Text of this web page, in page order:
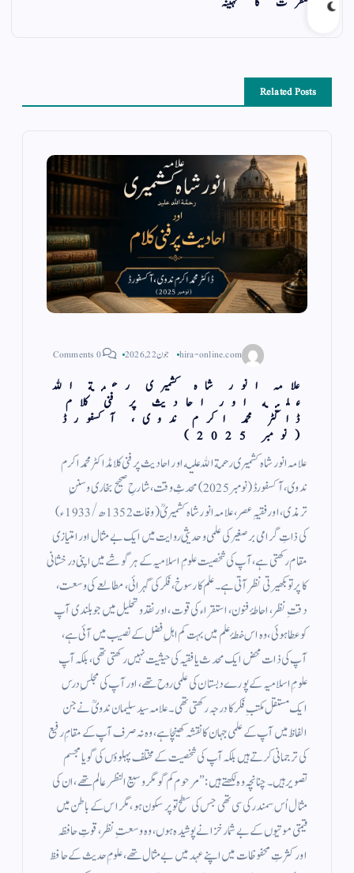
Related Posts
hira-online.com جون 22, 2026 0 Comments
علامہ انور شاہ کشمیری رحمة الله
عليه اور احادیث پر فنی کلام
ڈاکٹر محمد اکرم ندوی، آكسفورڈ
(نومبر 2025)
علامہ انور شاہ کشمیری رحمة الله عليه اور احادیث پر فنی کلامڈاکٹر محمد اکرم
ندوی، آكسفورڈ (نومبر 2025) محدثِ وقت، شارحِ صحیح بخاری وسننِ
ترمذی، اور فقیہِ عصر، علامہ انور شاہ کشمیریؒ (وفات 1352ھ/1933ء)
کی ذاتِ گرامی برصغیر کی علمی و حدیثی روایت میں ایک بے مثال اور امتیازی
مقام رکھتی ہے، آپ کی شخصیت علومِ اسلامیہ کے ہر گوشے میں اپنی درخشانی
کا پرتو بکھیرتی نظر آتی ہے۔ علم کا رسوخ، فکر کی گہرائی، مطالعے کی وسعت،
دقتِ نظر، احاطۂ فنون، استقراء کی قوت، اور نقد و تحلیل میں جو بلندی آپ
کو عطا ہوئی، وہ اس خطۂ علم میں بہت کم اہلِ فضل کے نصیب میں آئی ہے،
آپ کی ذات محض ایک محدث یا فقیہ کی حیثیت نہیں رکھتی تھی، بلکہ آپ
علومِ اسلامیہ کے پورے دبستان کی علمی روح تھے، اور آپ کی مجلسِ درس
ایک مستقل مکتبِ فکر کا درجہ رکھتی تھی۔ علامہ سید سلیمان ندویؒ نے جن
الفاظ میں آپ کے علمی جہان کا نقشہ کھینچا ہے، وہ نہ صرف آپ کے مقامِ رفیع
کی ترجمانی کرتے ہیں بلکہ آپ کی شخصیت کے مختلف پہلوؤں کی گویا مجسم
تصویر ہیں۔ چنانچہ وہ لکھتے ہیں:”مرحوم کم گو مگر وسیع النظر عالم تھے، ان کی
مثال اُس سمندر کی سی تھی جس کی سطح تو پرسکون ہو، مگر اس کے باطن میں
قیمتی موتیوں کے بے شمار خزانے پوشیدہ ہوں، وہ وسعتِ نظر، قوتِ حافظہ
اور کثرتِ محفوظات میں اپنے عہد میں بے مثال تھے، علومِ حدیث کے حافظ